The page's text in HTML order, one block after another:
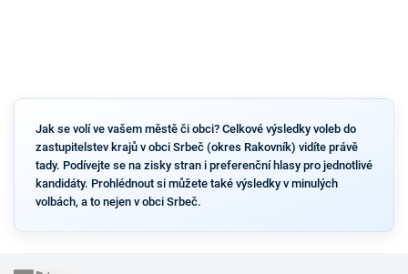
Jak se volí ve vašem městě či obci? Celkové výsledky voleb do
zastupitelstev krajů v obci Srbeč (okres Rakovník) vidíte právě
tady. Podívejte se na zisky stran i preferenční hlasy pro jednotlivé
kandidáty. Prohlédnout si můžete také výsledky v minulých
volbách, a to nejen v obci Srbeč.